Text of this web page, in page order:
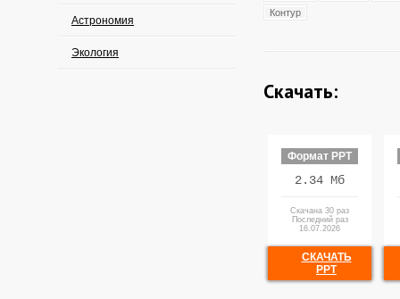
Астрономия
Экология
Контур
Скачать:
Формат PPT
2.34 Мб
Скачана 30 раз
Последний раз
16.07.2026
СКАЧАТЬ
PPT